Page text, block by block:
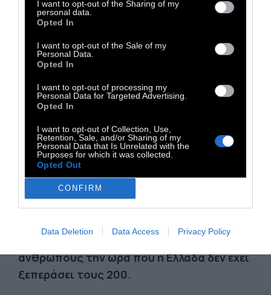
I want to opt-out of the Sharing of my
personal data.
Opted In
I want to opt-out of the Sale of my
Personal Data.
Opted In
I want to opt-out of processing my
Personal Data for Targeted Advertising.
Opted In
I want to opt-out of Collection, Use,
Retention, Sale, and/or Sharing of my
Personal Data that Is Unrelated with the
Purposes for which it was collected.
Opted Out
CONFIRM
Data Deletion Data Access Privacy Policy
Η Σουηδία έχει επίσης λιγότερα νέα
κρούσματα από τη Νορβηγία, τη Δανία και
την υπόλοιπη Σκανδιναβία.
Αυτή τη στιγμή, στη λίστα με τα
επιβεβαιωμένα καθημερινά κρούσματα, η
Ελλάδα και η Σουηδία βρίσκονται στα ίδια
επίπεδα.
Αλλά στο συνολικό κατάλογο των
θυμάτων η Σουηδία πλησιάζει τις 6000
ανθρώπους την ώρα που η Ελλάδα δεν έχει
ξεπεράσει τους 200.